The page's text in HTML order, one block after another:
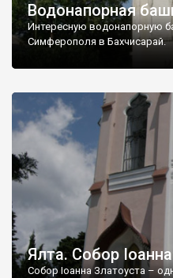
Водонапорная
Интересную водонапорную
Симферополя в Бахчисарай.
Ялта. Собор
Собор Іоанна Златоуста –